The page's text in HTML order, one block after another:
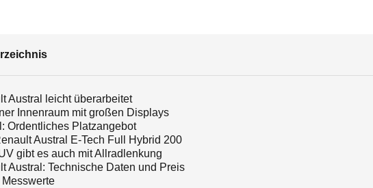
Austral leicht überarbeitet
Innenraum mit großen Displays
Ordentliches Platzangebot
Austral E-Tech Full Hybrid 200
gibt es auch mit Allradlenkung
Austral: Technische Daten und Preis